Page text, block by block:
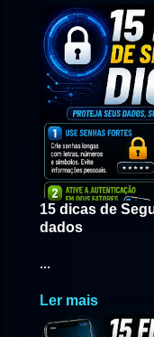
15 dicas de
dados
...
Ler mais